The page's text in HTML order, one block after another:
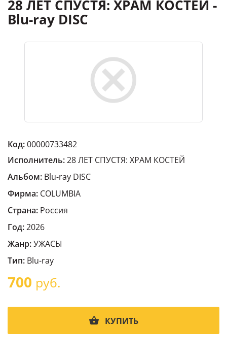
28 ЛЕТ СПУСТЯ: ХРАМ КОСТЕЙ -
Blu-ray DISC
Код:00000733482
Исполнитель:28 ЛЕТ СПУСТЯ: ХРАМ КОСТЕЙ
Альбом: Blu-ray DISC
Фирма: COLUMBIA
Страна: Россия
Год:2026
Жанр:УЖАСЫ
Тип: Blu-ray
700 руб.
КУПИТЬ